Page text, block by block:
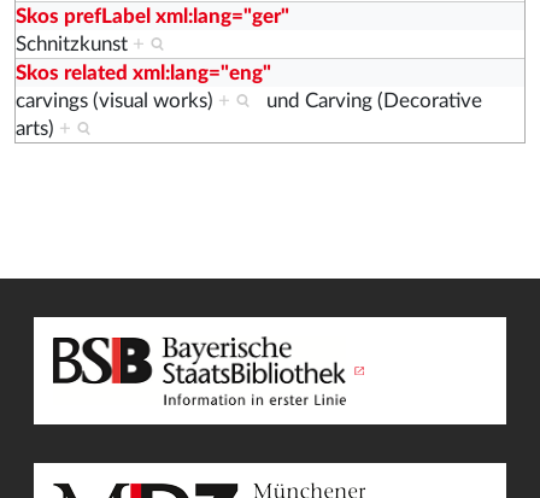
Skos prefLabel xml:lang="ger"
Schnitzkunst +
Skos related xml:lang="eng"
carvings (visual works) + und Carving (Decorative
arts) +